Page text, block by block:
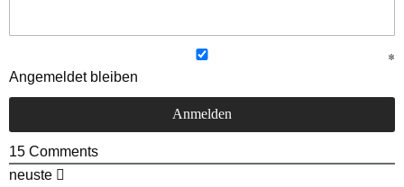
Angemeldet bleiben
15 Comments
neuste